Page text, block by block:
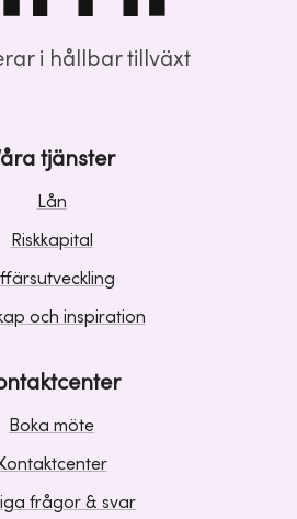
i hållbar tillväxt
tjänster
Lån
Riskkapital
och inspiration
Boka möte
Kontaktcenter
frågor & svar